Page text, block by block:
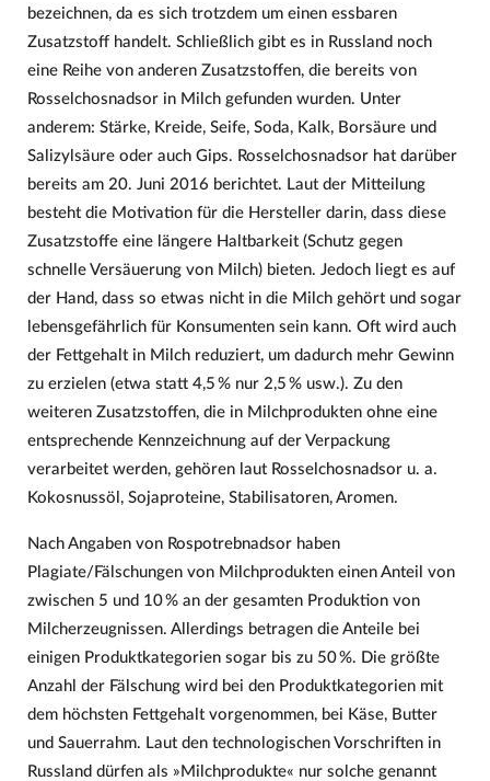
bezeichnen, da es sich trotzdem um einen essbaren
Zusatzstoff handelt. Schließlich gibt es in Russland noch
eine Reihe von anderen Zusatzstoffen, die bereits von
Rosselchosnadsor in Milch gefunden wurden. Unter
anderem: Stärke, Kreide, Seife, Soda, Kalk, Borsäure und
Salizylsäure oder auch Gips. Rosselchosnadsor hat darüber
bereits am 20. Juni 2016 berichtet. Laut der Mitteilung
besteht die Motivation für die Hersteller darin, dass diese
Zusatzstoffe eine längere Haltbarkeit (Schutz gegen
schnelle Versäuerung von Milch) bieten. Jedoch liegt es auf
der Hand, dass so etwas nicht in die Milch gehört und sogar
lebensgefährlich für Konsumenten sein kann. Oft wird auch
der Fettgehalt in Milch reduziert, um dadurch mehr Gewinn
zu erzielen (etwa statt 4,5 % nur 2,5 % usw.). Zu den
weiteren Zusatzstoffen, die in Milchprodukten ohne eine
entsprechende Kennzeichnung auf der Verpackung
verarbeitet werden, gehören laut Rosselchosnadsor u. a.
Kokosnussöl, Sojaproteine, Stabilisatoren, Aromen.
Nach Angaben von Rospotrebnadsor haben
Plagiate/Fälschungen von Milchprodukten einen Anteil von
zwischen 5 und 10 % an der gesamten Produktion von
Milcherzeugnissen. Allerdings betragen die Anteile bei
einigen Produktkategorien sogar bis zu 50 %. Die größte
Anzahl der Fälschung wird bei den Produktkategorien mit
dem höchsten Fettgehalt vorgenommen, bei Käse, Butter
und Sauerrahm. Laut den technologischen Vorschriften in
Russland dürfen als »Milchprodukte« nur solche genannt